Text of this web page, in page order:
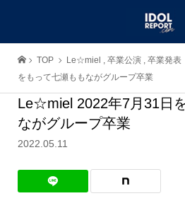
TOP Le☆miel , 卒業公演 , 卒業発表
をもって七瀬ももながグループ卒業
Le☆miel 2022年7月31日
ながグループ卒業
2022.05.11